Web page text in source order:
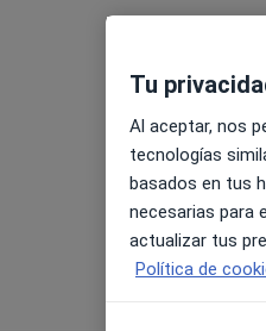
Tu
Al aceptar, nos
tecnologías
basados en tus
necesarias para
actualizar tus
Política de